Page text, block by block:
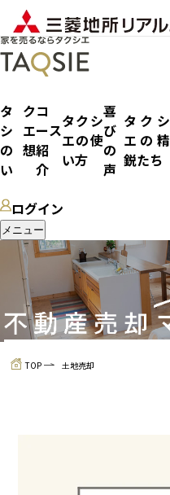
タク
シエ
の想
い
コ
ース
紹
介
タクシ
エの使
い方
喜
び
の
声
タクシ
エの精
鋭たち
ログイン
メニュー
土地売却
TOP 土地売却